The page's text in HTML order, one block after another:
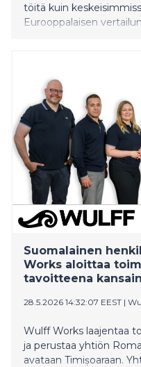
töitä kuin
Eurooppalaisen
muualla.
Suomalainen
Works aloittaa
tavoitteena
28.5.2026 14:32:07 EEST |
Wulff Works laajentaa
ja perustaa yhtiön
avataan Timișoaraan.